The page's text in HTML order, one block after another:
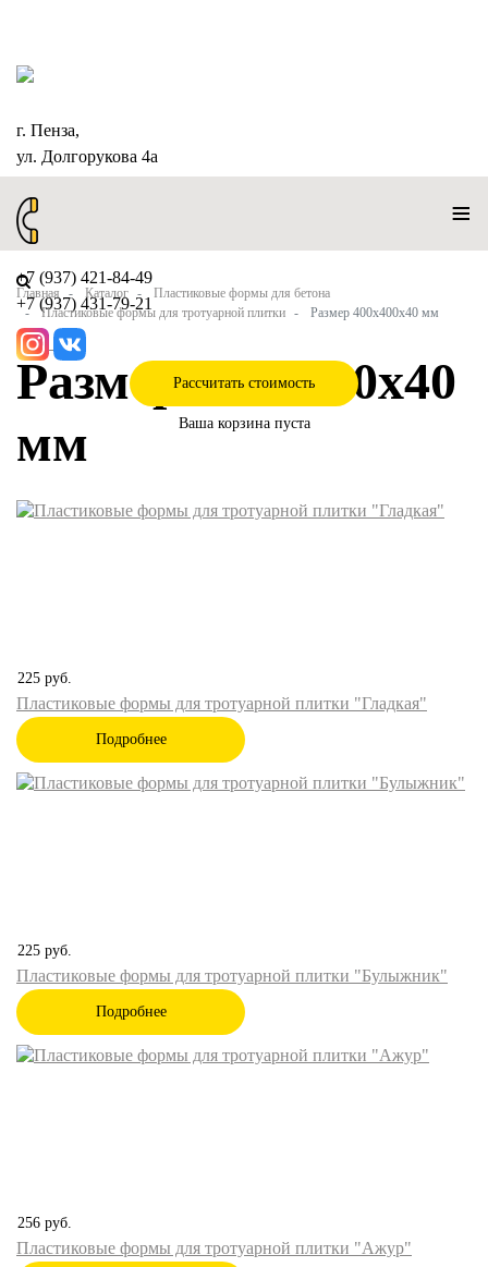
г. Пенза,
ул. Долгорукова 4а
+7 (937) 421-84-49
+7 (937) 431-79-21
Рассчитать стоимость
Ваша корзина пуста
≡
Главная Каталог
Пластиковые формы для бетона
Пластиковые формы для тротуарной плитки
Размер 400х400х40 мм
Размер 400х400х40
мм
225 руб.
Пластиковые формы для тротуарной плитки "Гладкая"
Подробнее
225 руб.
Пластиковые формы для тротуарной плитки "Булыжник"
Подробнее
256 руб.
Пластиковые формы для тротуарной плитки "Ажур"